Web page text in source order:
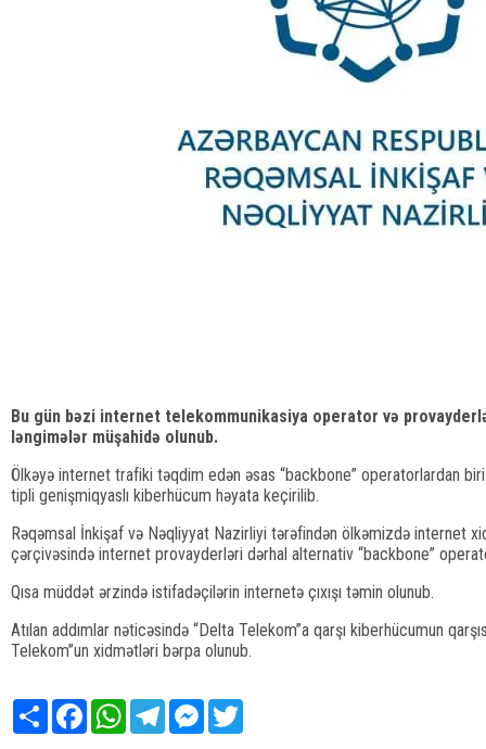
Bu gün bəzi internet telekommunikasiya operator və
ləngimələr müşahidə olunub.
Ölkəyə internet trafiki təqdim edən əsas “backbone” operatorlardan
tipli genişmiqyaslı kiberhücum həyata keçirilib.
Rəqəmsal İnkişaf və Nəqliyyat Nazirliyi tərəfindən ölkəmizdə internet
çərçivəsində internet provayderləri dərhal alternativ “backbone”
Qısa müddət ərzində istifadəçilərin internetə çıxışı təmin olunub.
Atılan addımlar nəticəsində “Delta Telekom”a qarşı kiberhücumun
Telekom”un xidmətləri bərpa olunub.
Share FacebookWhatsAppTelegramMessenger